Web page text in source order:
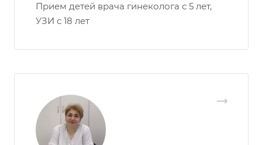
Прием детей врача гинеколога с 5 лет,
УЗИ с 18 лет